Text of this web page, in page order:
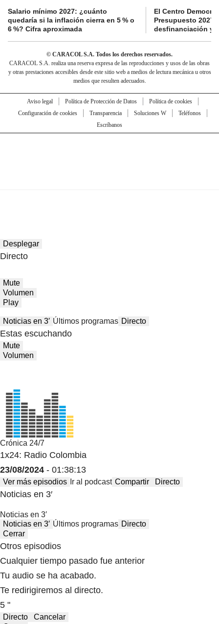
Salario mínimo 2027: ¿cuánto
quedaría si la inflación cierra en 5 % o
6 %? Cifra aproximada
El Centro
Presupuesto 2027
desfinanciación y
© CARACOL S.A. Todos los derechos reservados.
CARACOL S.A. realiza una reserva expresa de las reproducciones y usos de las obras
y otras prestaciones accesibles desde este sitio web a medios de lectura mecánica u otros
medios que resulten adecuados.
Aviso legal Política de Protección de Datos
Política de cookies
Configuración de cookies
Transparencia Soluciones W
Teléfonos
Escríbanos
Desplegar
Directo
Mute
Volumen
Play
Noticias en 3′ Últimos programas Directo
Estas escuchando
Mute
Volumen
Crónica 24/7
1x24: Radio Colombia
23/08/2024 - 01:38:13
Ver más episodios Ir al podcast Compartir Directo
Noticias en 3′
Noticias en 3′
Noticias en 3′ Últimos programas Directo
Cerrar
Otros episodios
Cualquier tiempo pasado fue anterior
Tu audio se ha acabado.
Te redirigiremos al directo.
5 "
Directo
Cancelar